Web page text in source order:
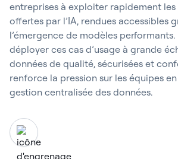
entreprises à exploiter rapidement
offertes par l’IA, rendues accessibles
l’émergence de modèles
déployer ces cas d’usage à grande
données de qualité, sécurisées et
renforce la pression sur les équipes
gestion centralisée des données.